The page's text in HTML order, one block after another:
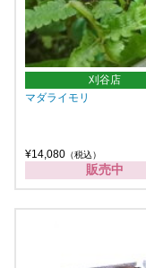
刈谷店
マダライモリ
¥14,080 （税込）
販売中